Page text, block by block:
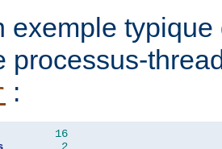
exemple
processus-
:
16